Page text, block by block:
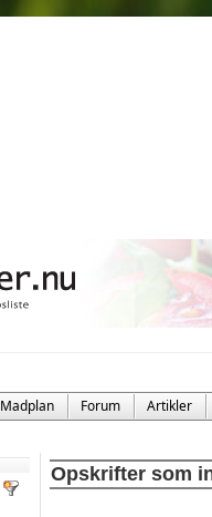
Madplan Forum Artikler
Opskrifter som